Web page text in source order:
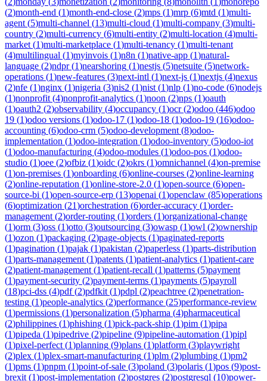
(2)month-end (1)month-end-close (2)mps (1)mrp (6)mtd (1)multi-
agent (5)multi-channel (13)multi-cloud (1)multi-company (3)multi-
country (2)multi-currency (6)multi-entity (2)multi-location (4)multi-
market (1)multi-marketplace (1)multi-tenancy (1)multi-tenant
(4)multilingual (1)myinvois (1)n8n (1)native-app (1)natural-
language (2)ndpr(1)nearshoring (1)nestjs (5)netsuite (5)network-
operations (1)new-features (3)next-intl (1)next-js (1)nextjs (4)nexus
(2)nfe (1)nginx (1)nigeria (3)nis2 (1)nist (1)nlp (1)no-code (6)nodejs
(1)nonprofit (4)nonprofit-analytics (1)noon (2)nps (1)oauth
(1)oauth2 (2)observability (4)occupancy (1)ocr(2)odoo (446)odoo
19 (1)odoo versions (1)odoo-17 (1)odoo-18 (1)odoo-19 (16)odoo-
accounting (6)odoo-crm (5)odoo-development (8)odoo-
implementation (1)odoo-integration (1)odoo-inventory (5)odoo-iot
(1)odoo-manufacturing (4)odoo-modules (1)odoo-pos (1)odoo-
studio (1)oee (2)ofbiz (1)oidc (2)okrs (1)omnichannel (4)on-premise
(1)on-premises (1)onboarding (6)online-courses (2)online-learning
(2)online-reputation (1)online-store-2.0 (1)open-source (6)open-
source-bi (1)open-source-erp (13)openai (1)openclaw (85)operations
(6)optimization (21)orchestration (6)order-accuracy (1)order-
management (2)order-routing (1)orders (1)organizational-change
(1)orm (3)oss (1)otto (3)outsourcing (3)owasp (1)owl (2)ownership
(1)ozon (1)packaging (2)page-objects (1)paginated-reports
(1)pagination (1)pajak (1)pakistan (2)paperless (1)parts-distribution
(1)parts-management (1)patents (1)patient-analytics (1)patient-care
(2)patient-management (1)patient-recall (1)patterns (5)payment
(1)payment-security (2)payment-terms (1)payments (5)payroll
(18)pci-dss (4)pdf(2)pdfkit (1)pdpl (2)peachtree (2)penetration-
testing (1)people-analytics (2)performance (25)performance-review
(1)permissions (1)personalization (5)pharma (4)pharmaceutical
(2)philippines (1)phishing (1)pick-pack-ship (1)pim (1)pipa
(1)pipeda (1)pipedrive (2)pipeline (9)pipeline-automation (1)pipl
(1)pixel-perfect (1)planning (9)plans (1)platform (3)playwright
(2)plex (1)plex-smart-manufacturing (1)plm (2)plumbing (1)pm2
(1)pms (1)pnpm (1)point-of-sale (3)poland (3)polaris (1)pos (9)post-
brexit (1)post-implementation (2)postgres (2)postgresql (10)power-